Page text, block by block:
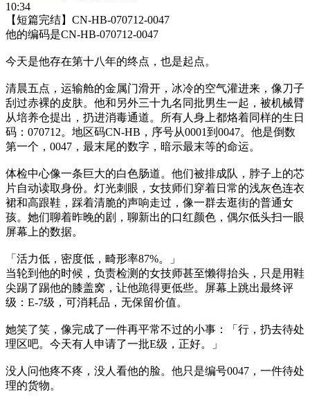
10:34
【短篇完结】CN-HB-070712-0047
他的编码是CN-HB-070712-0047
今天是他存在第十八年的终点，也是起点。
清晨五点，运输舱的金属门滑开，冰冷的空气灌进来，像刀子
刮过赤裸的皮肤。他和另外三十九名同批男生一起，被机械臂
从培养仓提出，扔进消毒通道。所有人身上都烙着同样的生日
码：070712。地区码CN-HB，序号从0001到0047。他是倒数
第一个，0047，最末尾的数字，暗示最末等的命运。
体检中心像一条巨大的白色肠道。他们被排成队，脖子上的芯
片自动读取身份。灯光刺眼，女技师们穿着日常的浅灰色连衣
裙和高跟鞋，踩着清脆的声响走过，像一群去逛街的普通女
孩。她们聊着昨晚的剧，聊新出的口红颜色，偶尔低头扫一眼
屏幕上的数据。
「活力低，密度低，畸形率87%。」
当轮到他的时候，负责检测的女技师甚至懒得抬头，只是用鞋
尖踢了踢他的膝盖窝，让他跪得更低些。屏幕上跳出最终评
级：E-7级，可消耗品，无保留价值。
她笑了笑，像完成了一件再平常不过的小事：「行，扔去待处
理区吧。今天有人申请了一批E级，正好。」
没人问他疼不疼，没人看他的脸。他只是编号0047，一件待处
理的货物。